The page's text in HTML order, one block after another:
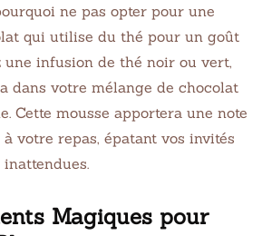
ne pas opter pour une
qui utilise du thé pour un goût
infusion de thé noir ou vert,
dans votre mélange de chocolat
Cette mousse apportera une note
votre repas, épatant vos invités
Magiques pour